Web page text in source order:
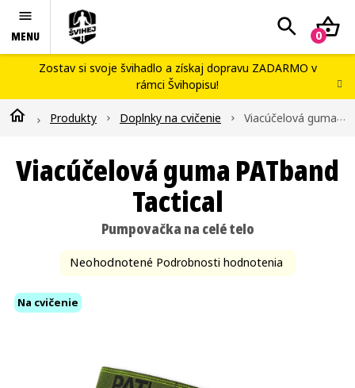
Prejsť
na
Zostav si svoje švihadlo a získaj dopravu ZADARMO v
rámci Švihopisu!
Hľadať
Švihej portál
Náš príbeh
Blog
Workshopy
Kontakty
DomovProdukty Doplnky na cvičenie Viacúčelová guma PATband Tactical
Viacúčelová guma PATband
Tactical
Pumpovačka na celé telo
Priemerné
produktu
Neohodnotené Podrobnosti hodnotenia
Na cvičenie